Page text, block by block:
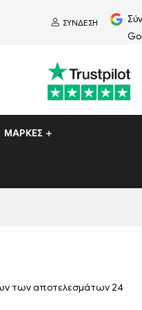
ΣΎΝΔΕΣΗ
ΜΆΡΚΕΣ
των αποτελεσμάτων 24